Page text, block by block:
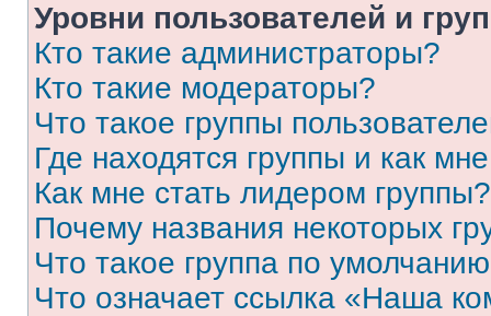
Уровни пользователей и
Кто такие администраторы?
Кто такие модераторы?
Что такое группы
Где находятся группы и как
Как мне стать лидером группы?
Почему названия некоторых
Что такое группа по
Что означает ссылка «Наша